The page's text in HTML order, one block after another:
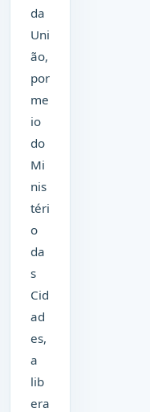
da
Uni
ão,
por
me
io
do
Mi
nis
téri
o
da
s
Cid
ad
es,
a
lib
era